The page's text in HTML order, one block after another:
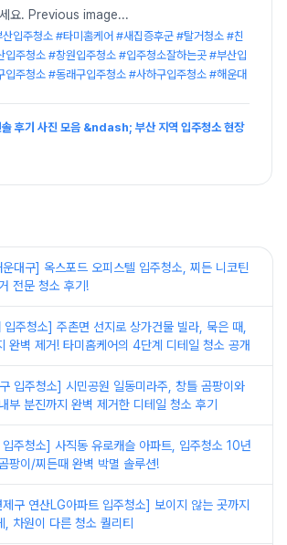
세요. Previous image...
입주청소 #타미홈케어 #새집증후군 #탈거청소 #친
입주청소 #창원입주청소 #입주청소잘하는곳 #부산입
입주청소 #동래구입주청소 #사하구입주청소 #해운대
솔 후기 사진 모음 &ndash; 부산 지역 입주청소 현장
운대구] 옥스포드 오피스텔 입주청소, 찌든 니코틴
전문 청소 후기!
주청소] 주촌면 선지로 상가건물 빌라, 묵은 때,
완벽 제거! 타미홈케어의 4단계 디테일 청소 공개
입주청소] 시민공원 일동미라주, 창틀 곰팡이와
부 분진까지 완벽 제거한 디테일 청소 후기
입주청소] 사직동 유로캐슬 아파트, 입주청소 10년
팡이/찌든때 완벽 박멸 솔루션!
제구 연산LG아파트 입주청소] 보이지 않는 곳까지
, 차원이 다른 청소 퀄리티